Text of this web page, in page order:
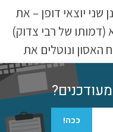
שני יוצאי דופן – את
(דמותו של רבי צדוק)
האסון ונוטלים את
בן זכאי, היוצא
בתוךהכאוס
, אלו
לצאת מכל הסדרים
שהן גם
ככה!